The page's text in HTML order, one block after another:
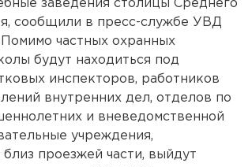
заведения столицы Среднего
сообщили в пресс-службе УВД
Помимо частных охранных
будут находиться под
инспекторов, работников
внутренних дел, отделов по
и вневедомственной
учреждения,
проезжей части, выйдут